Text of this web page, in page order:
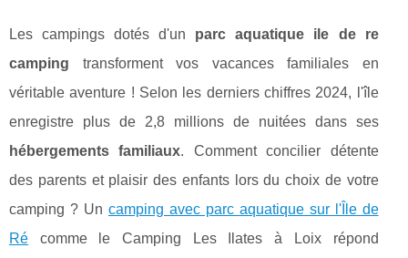
Les campings dotés d'un parc aquatique ile de re
camping transforment vos vacances familiales en
véritable aventure ! Selon les derniers chiffres 2024, l'île
enregistre plus de 2,8 millions de nuitées dans ses
hébergements familiaux. Comment concilier détente
des parents et plaisir des enfants lors du choix de votre
camping ? Un camping avec parc aquatique sur l'Île de
Ré comme le Camping Les Ilates à Loix répond